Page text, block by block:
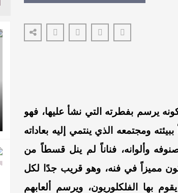
يرسم بفطرته التي نشأ عليها، فهو
ومجتمعه الذي ينتمي إليه بعاداته
وألوانه، فناناً لم ينل قسطاً من
مميزاً في فنه، وهو قريب جدًا لكل
بها الفلكلوريون، ويرسم ألعابهم